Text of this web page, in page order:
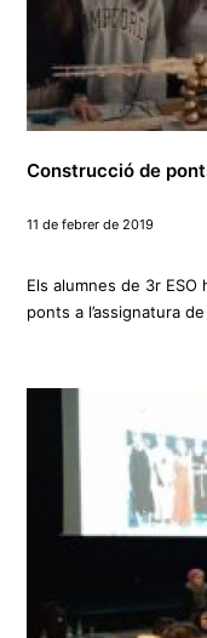
Construcció de
11 de febrer de 2019
Els alumnes de 3r
ponts a l’assignatura